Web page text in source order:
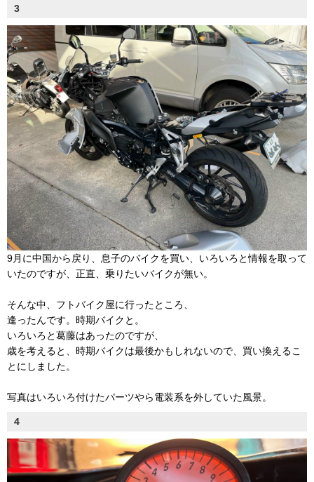
3
9月に中国から戻り、息子のバイクを買い、いろいろと情報を取って
いたのですが、正直、乗りたいバイクが無い。
そんな中、フトバイク屋に行ったところ、
逢ったんです。時期バイクと。
いろいろと葛藤はあったのですが、
歳を考えると、時期バイクは最後かもしれないので、買い換えるこ
とにしました。
写真はいろいろ付けたパーツやら電装系を外していた風景。
4